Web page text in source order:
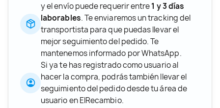
y el envío puede requerir entre1 y 3 días
laborables. Te enviaremos un tracking del
transportista para que puedas llevar el
mejor seguimiento del pedido. Te
mantenemos informado por WhatsApp.
Si ya te has registrado como usuario al
hacer la compra, podrás también llevar el
seguimiento del pedido desde tu área de
usuario en ElRecambio.